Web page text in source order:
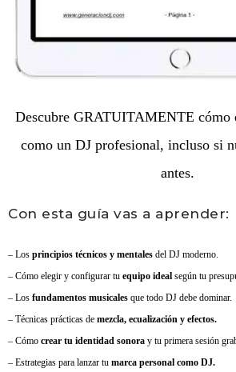
Descubre GRATUITAMENTE cómo
como un DJ profesional, incluso si
antes.
Con esta guía vas a aprender:
– Los principios técnicos y mentales del DJ moderno.
– Cómo elegir y configurar tu equipo ideal según tu
– Los fundamentos musicales que todo DJ debe dominar.
– Técnicas prácticas de mezcla, ecualización y efectos.
– Cómo crear tu identidad sonora y tu primera sesión
– Estrategias para lanzar tu marca personal como DJ.